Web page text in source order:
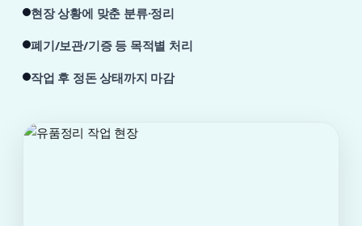
현장 상황에 맞춘 분류·정리
폐기/보관/기증 등 목적별 처리
작업 후 정돈 상태까지 마감